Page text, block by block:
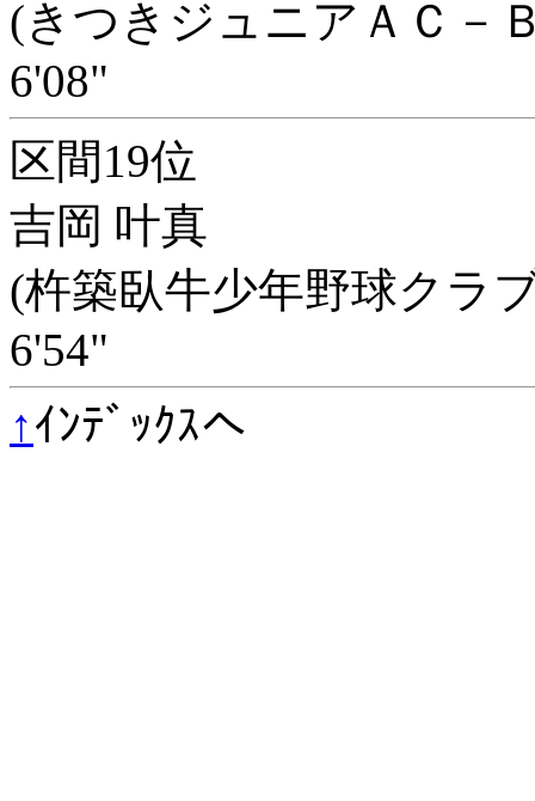
(きつきジュニアＡＣ－
6'08"
区間19位
吉岡 叶真
(杵築臥牛少年野球クラ
6'54"
↑ｲﾝﾃﾞｯｸｽへ